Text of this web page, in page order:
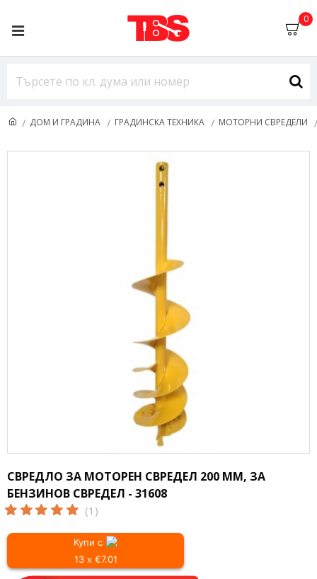
0
ДОМ И ГРАДИНА ГРАДИНСКА ТЕХНИКА МОТОРНИ СВРЕДЕЛИ
СВРЕДЛО ЗА МОТОРЕН СВРЕДЕЛ 200 ММ, ЗА
БЕНЗИНОВ СВРЕДЕЛ - 31608
(1)
Купи с
13 x €7.01